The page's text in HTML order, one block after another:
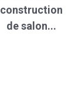
construction
de salon...